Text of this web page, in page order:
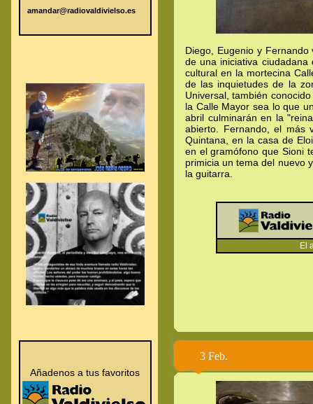
amandar@radiovaldivielso.es
Añadenos a tus favoritos
Diego, Eugenio y
de una iniciativa
cultural en la mortecina
de las inquietudes de la
Universal, también
la Calle Mayor sea lo que
abril culminarán en la
abierto. Fernando, el más
Quintana, en la casa de
en el gramófono que Sioni
primicia un tema del nuevo
la guitarra.
El
3 Feb.